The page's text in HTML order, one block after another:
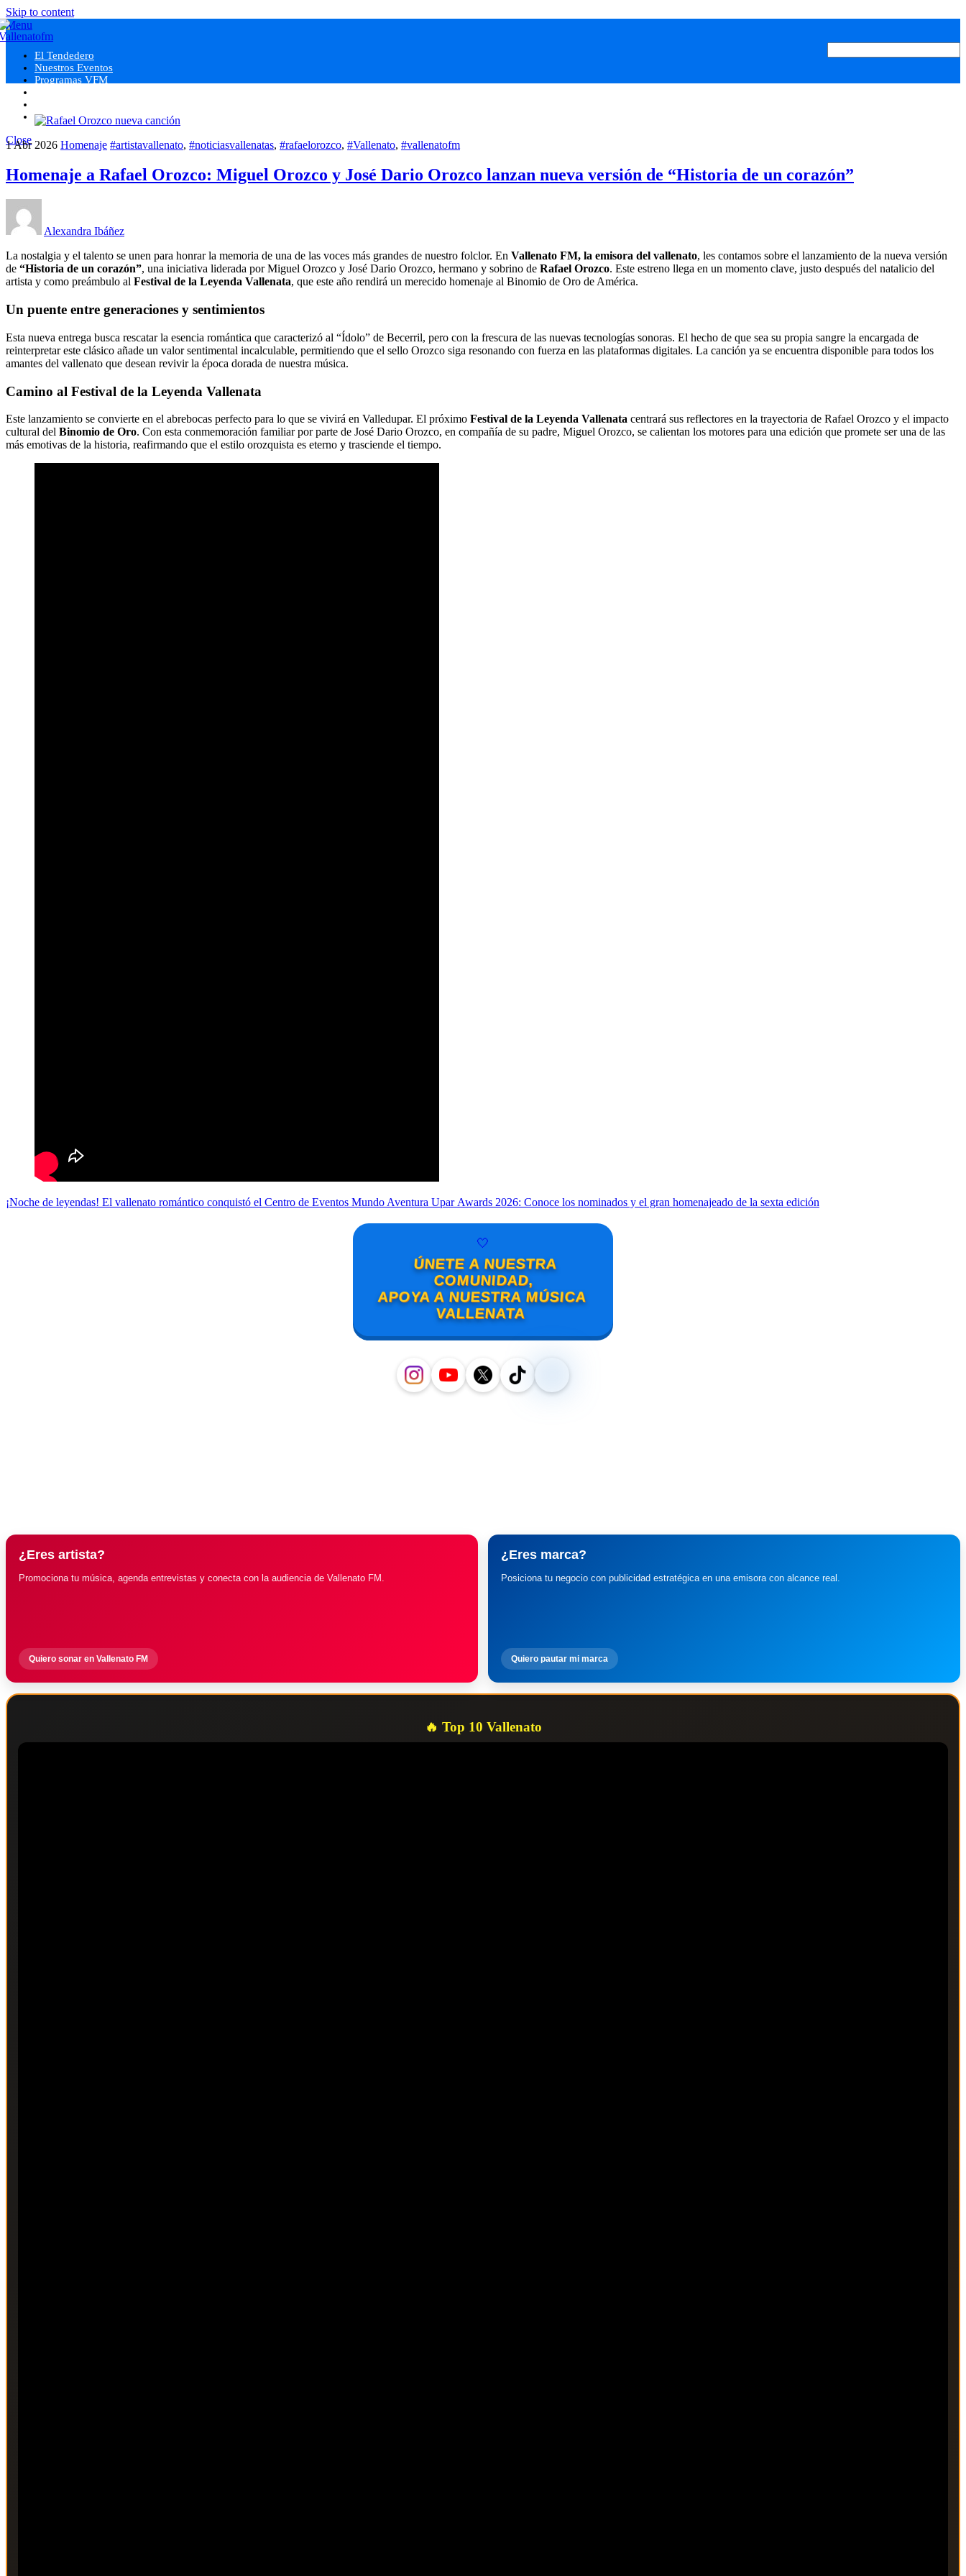
Skip to content
Menu
El Tendedero
Nuestros Eventos
Programas VFM
Close
1Abr 2026 Homenaje #artistavallenato, #noticiasvallenatas, #rafaelorozco, #Vallenato, #vallenatofm
Homenaje a Rafael Orozco: Miguel Orozco y José Dario Orozco lanzan nueva versión de “Historia de un corazón”
Alexandra Ibáñez
La nostalgia y el talento se unen para honrar la memoria de una de las voces más grandes de nuestro folclor. En Vallenato FM, la emisora del vallenato, les contamos sobre el lanzamiento de la nueva versión
de “Historia de un corazón”, una iniciativa liderada por Miguel Orozco y José Dario Orozco, hermano y sobrino de Rafael Orozco. Este estreno llega en un momento clave, justo después del natalicio del
artista y como preámbulo al Festival de la Leyenda Vallenata, que este año rendirá un merecido homenaje al Binomio de Oro de América.
Un puente entre generaciones y sentimientos
Esta nueva entrega busca rescatar la esencia romántica que caracterizó al “Ídolo” de Becerril, pero con la frescura de las nuevas tecnologías sonoras. El hecho de que sea su propia sangre la encargada de
reinterpretar este clásico añade un valor sentimental incalculable, permitiendo que el sello Orozco siga resonando con fuerza en las plataformas digitales. La canción ya se encuentra disponible para todos los
amantes del vallenato que desean revivir la época dorada de nuestra música.
Camino al Festival de la Leyenda Vallenata
Este lanzamiento se convierte en el abrebocas perfecto para lo que se vivirá en Valledupar. El próximo Festival de la Leyenda Vallenata centrará sus reflectores en la trayectoria de Rafael Orozco y el impacto
cultural del Binomio de Oro. Con esta conmemoración familiar por parte de José Dario Orozco, en compañía de su padre, Miguel Orozco, se calientan los motores para una edición que promete ser una de las
más emotivas de la historia, reafirmando que el estilo orozquista es eterno y trasciende el tiempo.
¡Noche de leyendas! El vallenato romántico conquistó el Centro de Eventos Mundo Aventura Upar Awards 2026: Conoce los nominados y el gran homenajeado de la sexta edición
🤍
ÚNETE A NUESTRA
COMUNIDAD,
APOYA A NUESTRA MÚSICA
VALLENATA
¿Eres artista?
Promociona tu música, agenda entrevistas y conecta con la audiencia de Vallenato FM.
Quiero sonar en Vallenato FM
¿Eres marca?
Posiciona tu negocio con publicidad estratégica en una emisora con alcance real.
Quiero pautar mi marca
🔥 Top 10 Vallenato